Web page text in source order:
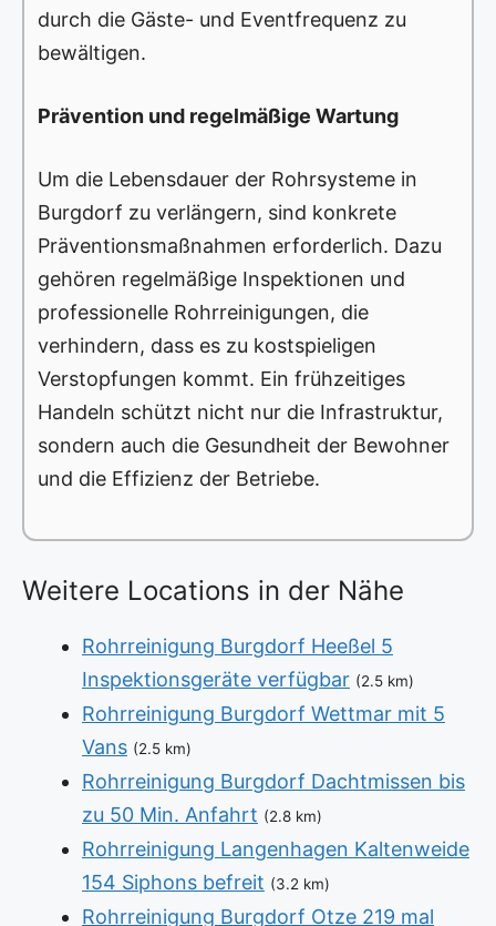
durch die Gäste- und Eventfrequenz zu
bewältigen.
Prävention und regelmäßige Wartung
Um die Lebensdauer der Rohrsysteme in
Burgdorf zu verlängern, sind konkrete
Präventionsmaßnahmen erforderlich. Dazu
gehören regelmäßige Inspektionen und
professionelle Rohrreinigungen, die
verhindern, dass es zu kostspieligen
Verstopfungen kommt. Ein frühzeitiges
Handeln schützt nicht nur die Infrastruktur,
sondern auch die Gesundheit der Bewohner
und die Effizienz der Betriebe.
Weitere Locations in der Nähe
Rohrreinigung Burgdorf Heeßel 5
Inspektionsgeräte verfügbar (2.5 km)
Rohrreinigung Burgdorf Wettmar mit 5
Vans (2.5 km)
Rohrreinigung Burgdorf Dachtmissen bis
zu 50 Min. Anfahrt (2.8 km)
Rohrreinigung Langenhagen Kaltenweide
154 Siphons befreit (3.2 km)
Rohrreinigung Burgdorf Otze 219 mal